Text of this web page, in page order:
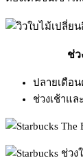
ช่ว
ปลายเดือ
ช่วงเช้าแล